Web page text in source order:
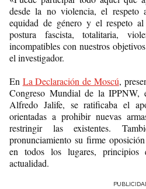
desde la no violencia, el respeto
equidad de género y el respeto
postura fascista, totalitaria,
incompatibles con nuestros
el investigador.
En La Declaración de Moscú,
Congreso Mundial de la
Alfredo Jalife, se ratificaba el
orientadas a prohibir nuevas
restringir las existentes.
pronunciamiento su firme
en todos los lugares, principios
actualidad.